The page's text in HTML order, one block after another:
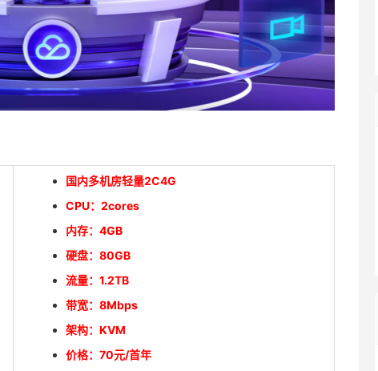
国内多机房轻量2C4G
CPU：2cores
内存：4GB
硬盘：80GB
流量：1.2TB
带宽：8Mbps
架构：KVM
价格：70元/首年